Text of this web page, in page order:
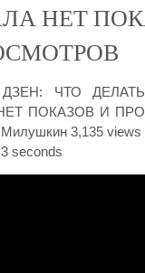
НЕТ
ЧТО
ПОКАЗОВ И
3,135 views
seconds